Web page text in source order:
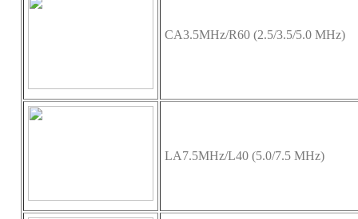
CA3.5MHz/R60 (2.5/3.5/5.0 MHz)
LA7.5MHz/L40 (5.0/7.5 MHz)